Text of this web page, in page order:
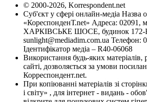
© 2000-2026, Korrespondent.net
Суб'єкт у сфері онлайн-медіа Назва
«КореспонденТ.net» Адреса: 02091,
ХАРКІВСЬКЕ ШОСЕ, будинок 172-Б,
sunlight@mediadim.com.ua Телефон:
Ідентифікатор медіа – R40-06068
Використання будь-яких матеріалів,
сайті, дозволяється за умови
Корреспондент.net.
При копіюванні матеріалів зі
і світу» , для інтернет - видань -